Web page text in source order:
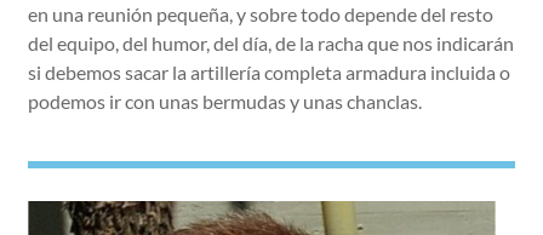
en una reunión pequeña, y sobre todo depende del resto
del equipo, del humor, del día, de la racha que nos indicarán
si debemos sacar la artillería completa armadura incluida o
podemos ir con unas bermudas y unas chanclas.